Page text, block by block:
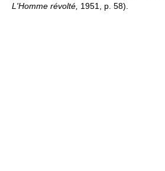
L'Homme révolté, 1951, p. 58).